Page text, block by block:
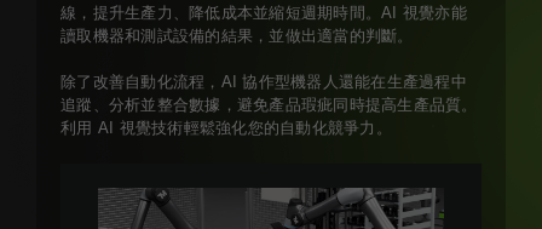
線，提升生產力、降低成本並縮短週期時間。AI 視覺亦能
讀取機器和測試設備的結果，並做出適當的判斷。
除了改善自動化流程，AI 協作型機器人還能在生產過程中
追蹤、分析並整合數據，避免產品瑕疵同時提高生產品質。
利用 AI 視覺技術輕鬆強化您的自動化競爭力。